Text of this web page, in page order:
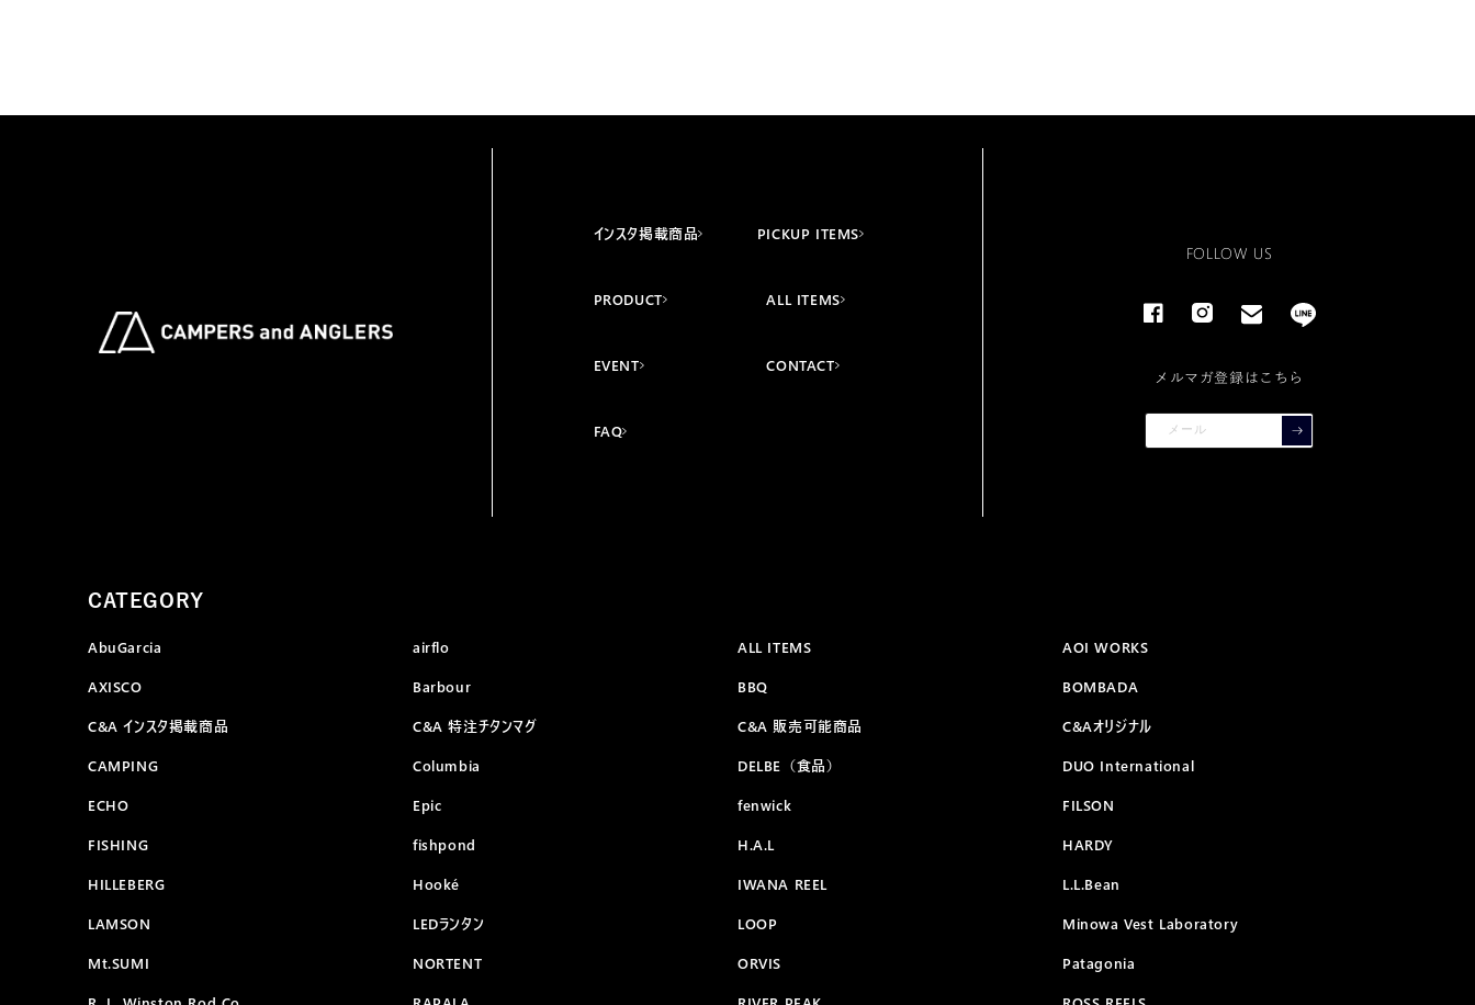
インスタ掲載商品 PICKUP ITEMS
PRODUCT ALL ITEMS
EVENT CONTACT
FAQ
FOLLOW US
FacebookInstagram
email line
メルマガ登録はこちら
メール
CATEGORY
AbuGarcia airflo ALL ITEMS AOI WORKS
AXISCO Barbour BBQ BOMBADA
C&A インスタ掲載商品 C&A 特注チタンマグ C&A 販売可能商品 C&Aオリジナル
CAMPING Columbia DELBE（食品） DUO International
ECHO Epic fenwick FILSON
FISHING fishpond H.A.L HARDY
HILLEBERG Hooké IWANA REEL L.L.Bean
LAMSON LEDランタン LOOP Minowa Vest Laboratory
Mt.SUMI NORTENT ORVIS Patagonia